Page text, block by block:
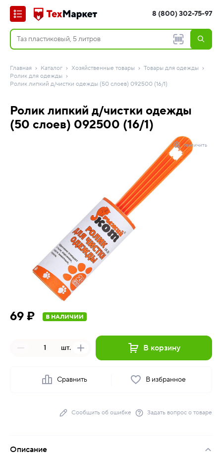
8 (800) 302-75-97
Главная Каталог Хозяйственные товары
Товары для одежды
Ролик для одежды
Ролик липкий д/чистки одежды (50 слоев) 092500 (16/1)
Ролик липкий д/чистки одежды
(50 слоев) 092500 (16/1)
Увеличить
69 ₽ В НАЛИЧИИ
шт. В корзину
Сравнить В избранное
Сообщить об ошибке Задать вопрос о товаре
Описание